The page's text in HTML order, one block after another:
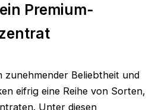
Premium-
zunehmender Beliebtheit und
eifrig eine Reihe von Sorten,
Unter diesen